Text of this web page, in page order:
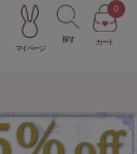
マイページ
探す カート
0